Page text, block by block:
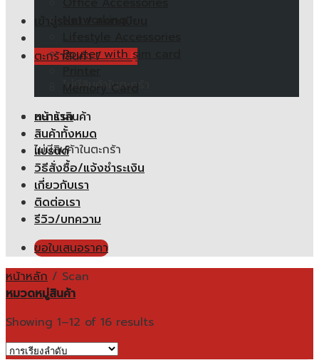
ตะกร้าสินค้า /0.00฿
ไม่มีสินค้าในตะกร้า
ตะกร้าสินค้า
ไม่มีสินค้าในตะกร้า
Router with sim card
Memory Card
หน้าแรก
สินค้าทั้งหมด
แบรนด์
วิธีสั่งซื้อ/แจ้งชำระเงิน
เกี่ยวกับเรา
ติดต่อเรา
รีวิว/บทความ
ขอใบเสนอราคา
หน้าหลัก / Scan
หมวดหมู่สินค้า
Showing 1–12 of 16 results